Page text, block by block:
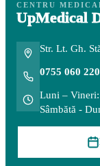
CENTRU
UpMedical
Str. Lt. Gh.
0755 060 220
Luni –
Sâmbătă -